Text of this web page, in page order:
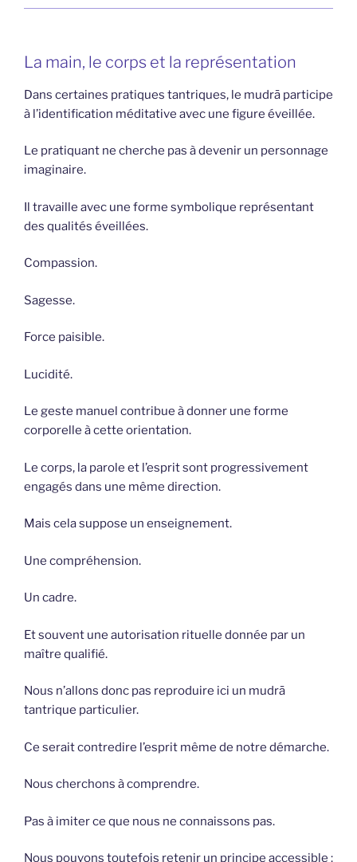
La main, le corps et la représentation
Dans certaines pratiques tantriques, le mudrā participe
à l’identification méditative avec une figure éveillée.
Le pratiquant ne cherche pas à devenir un personnage
imaginaire.
Il travaille avec une forme symbolique représentant
des qualités éveillées.
Compassion.
Sagesse.
Force paisible.
Lucidité.
Le geste manuel contribue à donner une forme
corporelle à cette orientation.
Le corps, la parole et l’esprit sont progressivement
engagés dans une même direction.
Mais cela suppose un enseignement.
Une compréhension.
Un cadre.
Et souvent une autorisation rituelle donnée par un
maître qualifié.
Nous n’allons donc pas reproduire ici un mudrā
tantrique particulier.
Ce serait contredire l’esprit même de notre démarche.
Nous cherchons à comprendre.
Pas à imiter ce que nous ne connaissons pas.
Nous pouvons toutefois retenir un principe accessible :